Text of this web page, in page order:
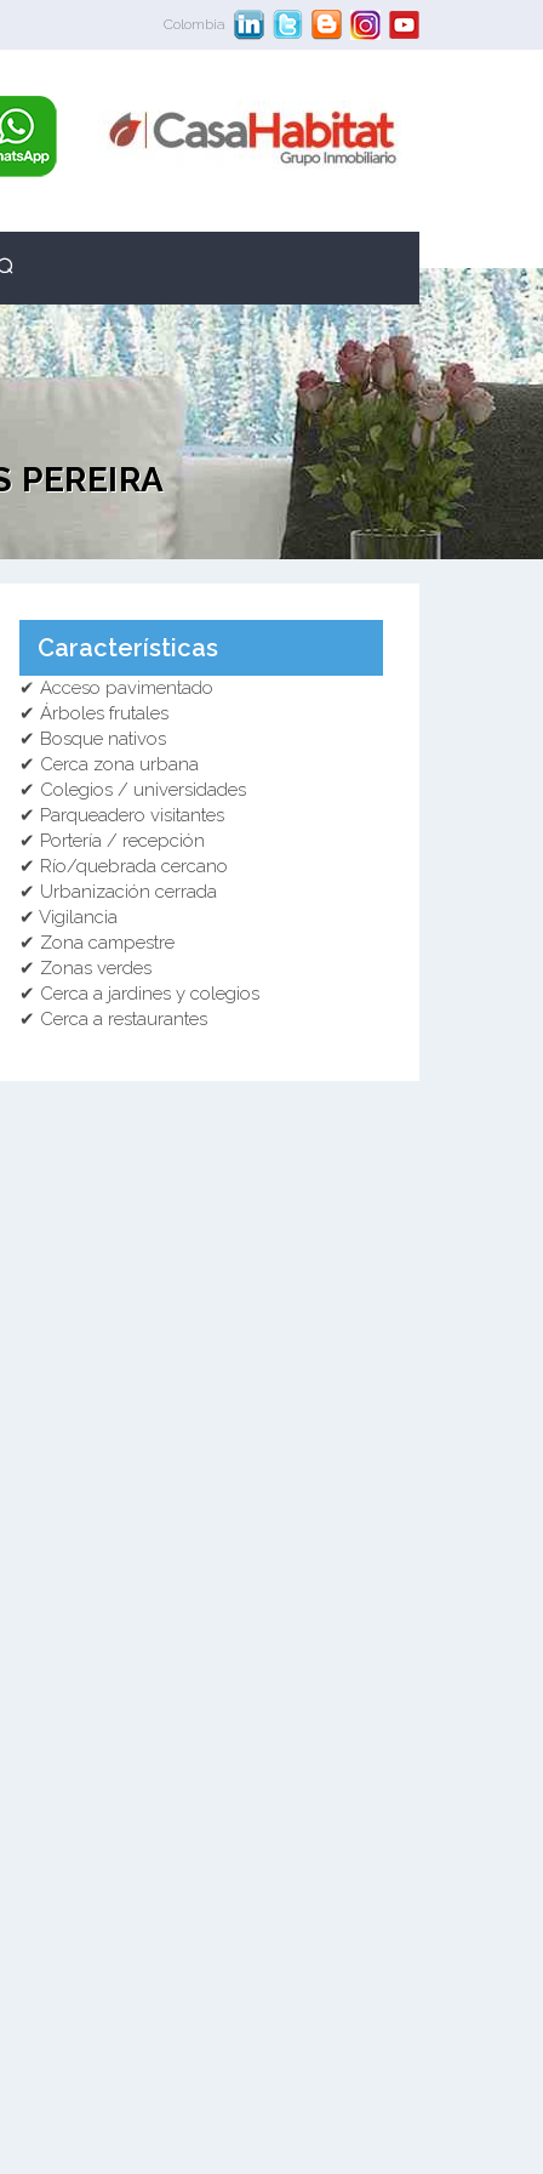
Colombia
PEREIRA
Características
✔ Acceso pavimentado
✔ Árboles frutales
✔ Bosque nativos
✔ Cerca zona urbana
✔ Colegios / universidades
✔ Parqueadero visitantes
✔ Portería / recepción
✔ Río/quebrada cercano
✔ Urbanización cerrada
✔ Vigilancia
✔ Zona campestre
✔ Zonas verdes
✔ Cerca a jardines y colegios
✔ Cerca a restaurantes